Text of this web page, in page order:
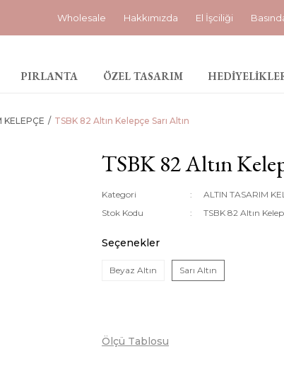
Wholesale Hakkımızda El İşciliği
PIRLANTA ÖZEL TASARIM
KELEPÇE TSBK 82 Altın Kelepçe Sarı Altın
TSBK 82 Altın
Kategori ALTIN TASARIM
Stok Kodu
TSBK 82 Altın
Seçenekler
Beyaz Altın Sarı Altın
Ölçü Tablosu